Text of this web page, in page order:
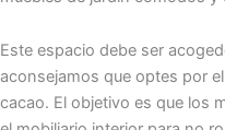
Este espacio debe ser
aconsejamos que optes por
cacao. El objetivo es que los